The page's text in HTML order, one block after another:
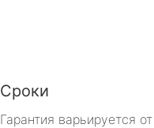
Сроки
Гарантия варьируется от